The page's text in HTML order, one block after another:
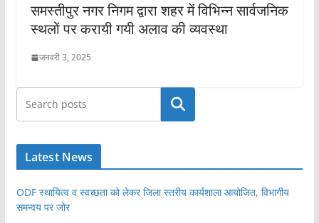
समस्तीपुर नगर निगम द्वारा शहर में विभिन्न सार्वजनिक
स्थलों पर करायी गयी अलाव की व्यवस्था
जनवरी 3, 2025
खोजें
Latest News
ODF स्थायित्व व स्वच्छता को लेकर जिला स्तरीय कार्यशाला आयोजित, विभागीय
समन्वय पर जोर